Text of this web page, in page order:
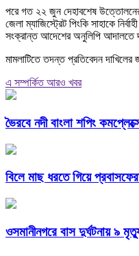
পরে গত ২২ জুন দেহাবশেষ উত্তোলনের
জেলা ম্যাজিস্ট্রেট পিংকি সাহাকে
সংক্রান্ত আদেশের অনুলিপি আদালতে
মামলাটিতে তদন্ত প্রতিবেদন
এ সম্পর্কিত আরও খবর
ভৈরবে নদী বাংলা শপিং
বিলে মাছ ধরতে গিয়ে
ওসমানীনগরে বাস দুর্ঘটনায় ৯